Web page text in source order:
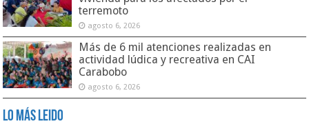
terremoto
agosto 6, 2026
Más de 6 mil atenciones realizadas en
actividad lúdica y recreativa en CAI
Carabobo
agosto 6, 2026
Lo Más Leido